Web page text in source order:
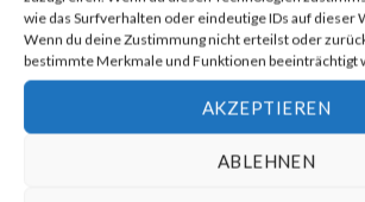
wie das Surfverhalten oder eindeutige IDs auf dieser
Wenn du deine Zustimmung nicht erteilst oder
bestimmte Merkmale und Funktionen beeinträchtigt
AKZEPTIEREN
ABLEHNEN
Wie das Metaverse Einzelhandel &
Konsumgüterindustrie verändert